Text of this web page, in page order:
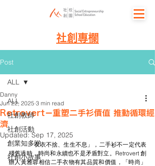
社創專欄
Post
ALL
社創教師
社創活動
創業知多啲
社創小故事
ALL
Retrovert－重塑二手衫價值 推動循環經
濟
Danny
Jun 22, 2025 3 min read
Updated:Sep 17, 2025
	「衣衣不捨、生生不息」，二手衫不一定代表
殘舊過時，時尚和永續也不是矛盾對立。Retrovert 創
辦人黃雅蓉相信二手衣物有其品質和價值，「時尚」